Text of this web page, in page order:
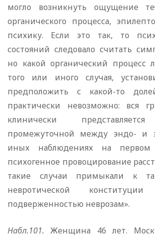
могло возникнуть ощущение
органического процесса,
психику. Если это так, то
состояний следовало считать
но какой органический процесс
того или иного случая,
предположить с какой-то
практически невозможно: вся
клинически
промежуточной между эндо- и
иных наблюдениях на первом
психогенное провоцирование
такие случаи примыкали к
невротической
подверженностью неврозам».
Набл.101.Женщина 46 лет.